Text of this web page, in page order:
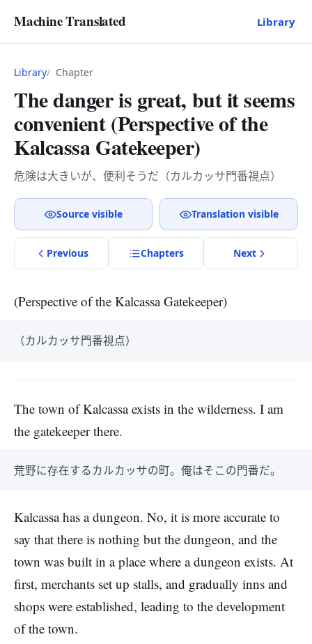
Machine Translated Library
Library Chapter
The danger is great, but it seems
convenient (Perspective of the
Kalcassa Gatekeeper)
危険は大きいが、便利そうだ（カルカッサ門番視点）
Source visible Translation visible
Previous Chapters Next
(Perspective of the Kalcassa Gatekeeper)
（カルカッサ門番視点）
The town of Kalcassa exists in the wilderness. I am
the gatekeeper there.
荒野に存在するカルカッサの町。俺はそこの門番だ。
Kalcassa has a dungeon. No, it is more accurate to
say that there is nothing but the dungeon, and the
town was built in a place where a dungeon exists. At
first, merchants set up stalls, and gradually inns and
shops were established, leading to the development
of the town.